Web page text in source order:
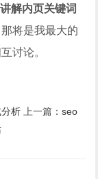
解内页关键词
将是我最大的
讨论。
析 上一篇：seo